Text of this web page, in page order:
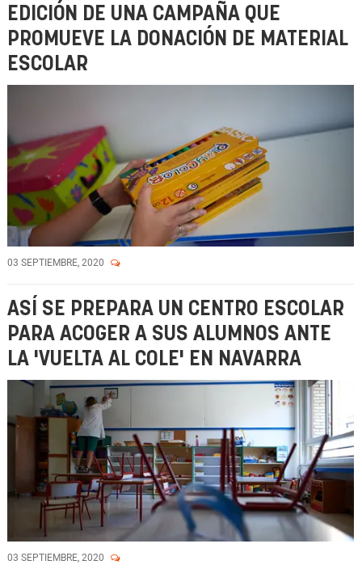
EDICIÓN DE UNA CAMPAÑA QUE
PROMUEVE LA DONACIÓN DE MATERIAL
ESCOLAR
03 SEPTIEMBRE, 2020
ASÍ SE PREPARA UN CENTRO ESCOLAR
PARA ACOGER A SUS ALUMNOS ANTE
LA 'VUELTA AL COLE' EN NAVARRA
03 SEPTIEMBRE, 2020